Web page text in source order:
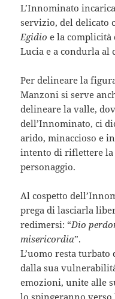
L’Innominato
servizio, del delicato
Egidio e la complicità
Lucia e a condurla al
Per delineare la
Manzoni si serve
delineare la valle,
dell’Innominato, ci
arido, minaccioso e
intento di riflettere la
personaggio.
Al cospetto
prega di lasciarla
redimersi: “Dio
misericordia”.
L’uomo resta turbato
dalla sua
emozioni, unite alle
lo spingeranno verso